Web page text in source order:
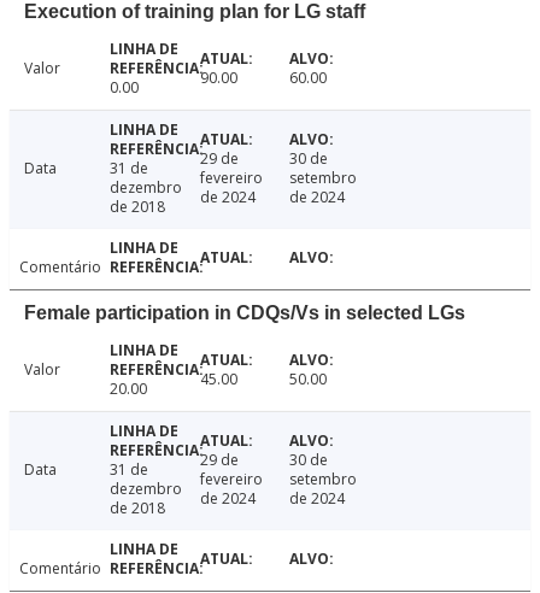
Execution of training plan for LG staff
Valor
0.00
90.00 60.00
Data
31 de
dezembro
de 2018
29 de
fevereiro
de 2024
30 de
setembro
de 2024
Comentário
Female participation in CDQs/Vs in selected LGs
Valor
20.00
45.00 50.00
Data
31 de
dezembro
de 2018
29 de
fevereiro
de 2024
30 de
setembro
de 2024
Comentário